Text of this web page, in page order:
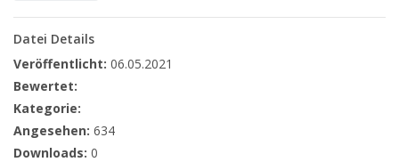
Datei Details
Veröffentlicht: 06.05.2021
Bewertet:
Kategorie:
Angesehen: 634
Downloads: 0